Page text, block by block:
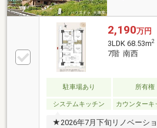
2,190万円
3LDK 68.53m2
7階 南西
駐車場あり 所有権
システムキッチン
カウンターキ
★2026年7月下旬リノベーシ